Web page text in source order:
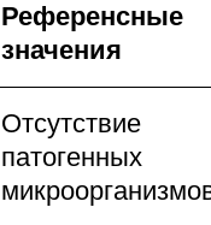
Референсные
значения
Отсутствие
патогенных